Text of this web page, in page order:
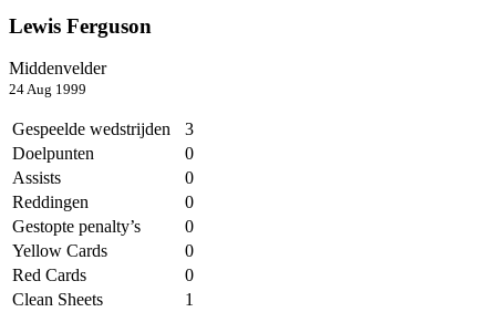
Lewis Ferguson
Middenvelder
24 Aug 1999
Gespeelde wedstrijden
3
Doelpunten
0
Assists
0
Reddingen
0
Gestopte penalty’s
0
Yellow Cards
0
Red Cards
0
Clean Sheets
1